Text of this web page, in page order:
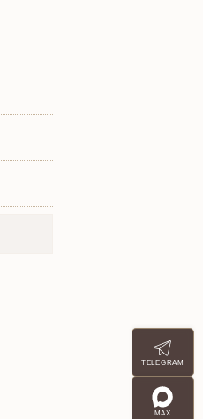
TELEGRAM
MAX